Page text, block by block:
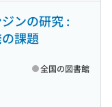
ンの研究 :
課題
全国の図書館